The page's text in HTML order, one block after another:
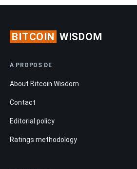
BITCOIN WISDOM
À PROPOS DE
About Bitcoin Wisdom
Contact
Editorial policy
Ratings methodology